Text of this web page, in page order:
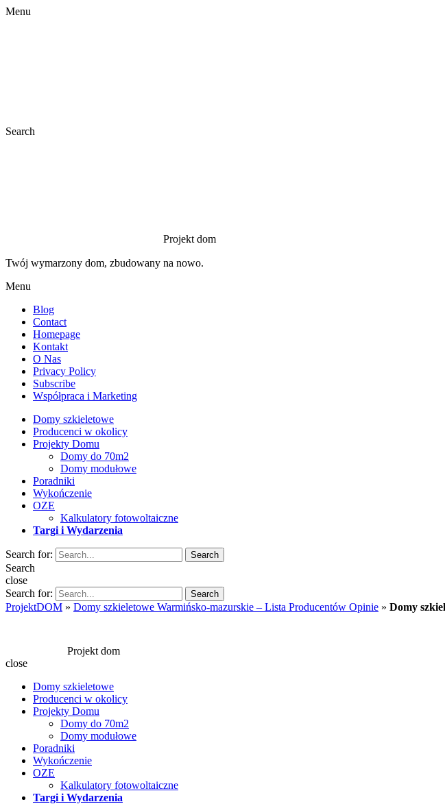
Menu
Search
Projekt dom
Twój wymarzony dom, zbudowany na nowo.
Menu
Blog
Contact
Homepage
Kontakt
O Nas
Privacy Policy
Subscribe
Współpraca i Marketing
Domy szkieletowe
Producenci w okolicy
Projekty Domu
Domy do 70m2
Domy modułowe
Poradniki
Wykończenie
OZE
Kalkulatory fotowoltaiczne
Targi i Wydarzenia
Search for: Search
Search
close
Search for:
Search
ProjektDOM » Domy szkieletowe Warmińsko-mazurskie – Lista Producentów Opinie » Domy
Projekt dom
close
Domy szkieletowe
Producenci w okolicy
Projekty Domu
Domy do 70m2
Domy modułowe
Poradniki
Wykończenie
OZE
Kalkulatory fotowoltaiczne
Targi i Wydarzenia